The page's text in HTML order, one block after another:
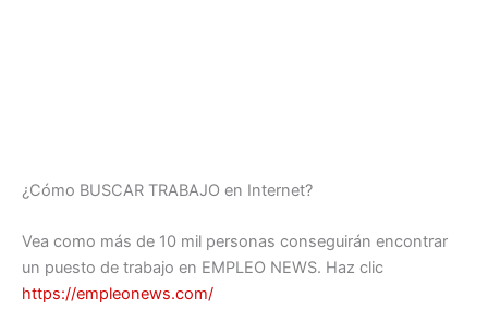
¿Cómo BUSCAR TRABAJO en Internet?
Vea como más de 10 mil personas conseguirán encontrar
un puesto de trabajo en EMPLEO NEWS. Haz clic
https://empleonews.com/